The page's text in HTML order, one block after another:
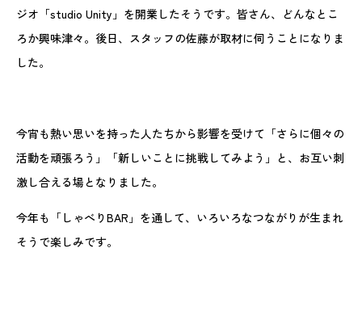
ジオ「studio Unity」を開業したそうです。皆さん、どんなとこ
ろか興味津々。後日、スタッフの佐藤が取材に伺うことになりま
した。
今宵も熱い思いを持った人たちから影響を受けて「さらに個々の
活動を頑張ろう」「新しいことに挑戦してみよう」と、お互い刺
激し合える場となりました。
今年も「しゃべりBAR」を通して、いろいろなつながりが生まれ
そうで楽しみです。